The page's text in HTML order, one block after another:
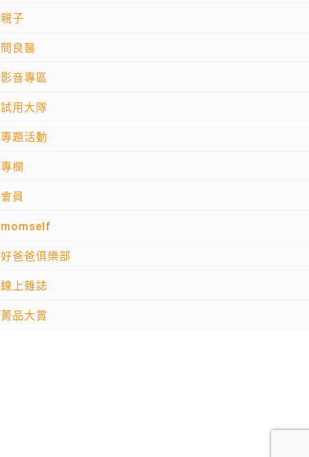
親子
問良醫
影音專區
試用大隊
專題活動
專欄
會員
momself
好爸爸俱樂部
線上雜誌
菁品大賞